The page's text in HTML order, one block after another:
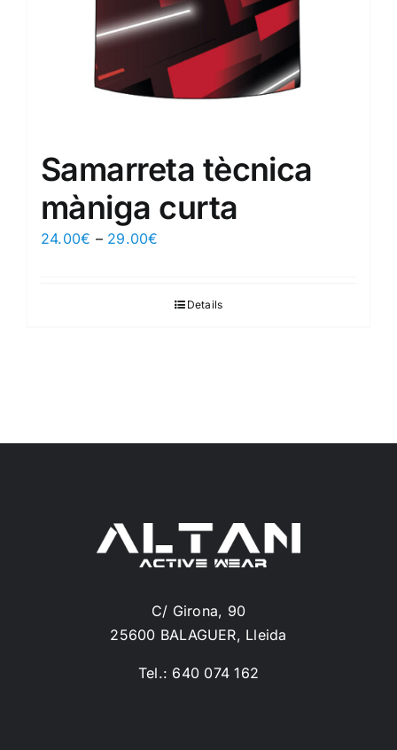
Samarreta tècnica
màniga curta
24.00€ – 29.00€
Details
C/ Girona, 90
25600 BALAGUER, Lleida
Tel.: 640 074 162